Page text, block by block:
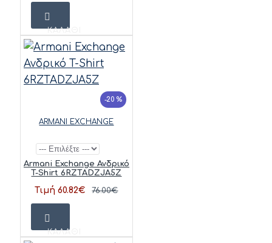
ΚΑΛΆΘΙ
-20 %
ARMANI EXCHANGE
Armani Exchange Ανδρικό
T-Shirt 6RZTADZJA5Z
Τιμή 60.82€ 76.00€
ΚΑΛΆΘΙ